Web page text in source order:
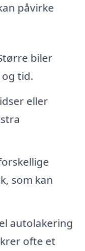
påvirke
biler
tid.
eller
som kan
autolakering
ofte et